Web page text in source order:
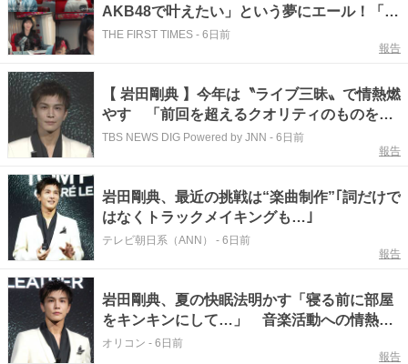
AKB48で叶えたい」という夢にエール！「絶
対、叶います。心から応援しています本当
THE FIRST TIMES - 6日前
報告
【 岩田剛典 】今年は〝ライブ三昧〟で情熱燃
やす 「前回を超えるクオリティのものを届
けたい」
TBS NEWS DIG Powered by JNN - 6日前
報告
岩田剛典、最近の挑戦は“楽曲制作”｢詞だけで
はなくトラックメイキングも…｣
テレビ朝日系（ANN） - 6日前
報告
岩田剛典、夏の快眠法明かす「寝る前に部屋
をキンキンにして…」 音楽活動への情熱も
吐露
オリコン - 6日前
報告